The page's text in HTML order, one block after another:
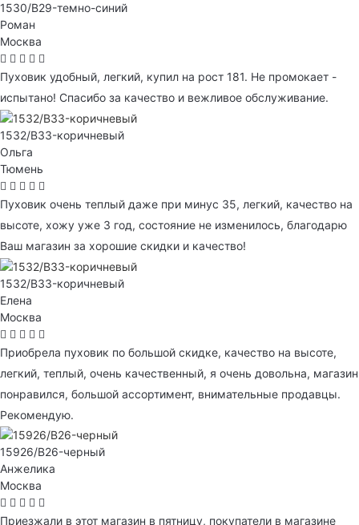
1530/B29-темно-синий
Роман
Москва
Пуховик удобный, легкий, купил на рост 181. Не промокает -
испытано! Спасибо за качество и вежливое обслуживание.
1532/B33-коричневый
Ольга
Тюмень
Пуховик очень теплый даже при минус 35, легкий, качество на
высоте, хожу уже 3 год, состояние не изменилось, благодарю
Ваш магазин за хорошие скидки и качество!
1532/B33-коричневый
Елена
Москва
Приобрела пуховик по большой скидке, качество на высоте,
легкий, теплый, очень качественный, я очень довольна, магазин
понравился, большой ассортимент, внимательные продавцы.
Рекомендую.
15926/B26-черный
Анжелика
Москва
Приезжали в этот магазин в пятницу, покупатели в магазине